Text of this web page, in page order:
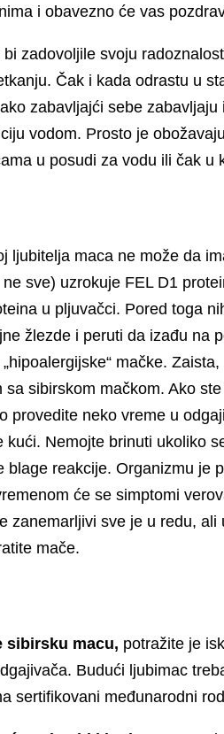
i obavezno će vas
zadovoljile svoju
Čak i kada odrastu u
zabavljajći sebe
vodom. Prosto je
u posudi za vodu ili čak u
ljubitelja maca ne može da
sve) uzrokuje FEL D1
u pljuvačci. Pored toga
žlezde i peruti da izađu na
mačke.
sa sibirskom mačkom. Ako
provedite neko vreme u
kući. Nemojte brinuti ukoliko
blage reakcije. Organizmu je
će se simptomi
zanemarljivi sve je u redu,
mače.
sibirsku macu, potražite je
Budući ljubimac
sertifikovani međunarodni